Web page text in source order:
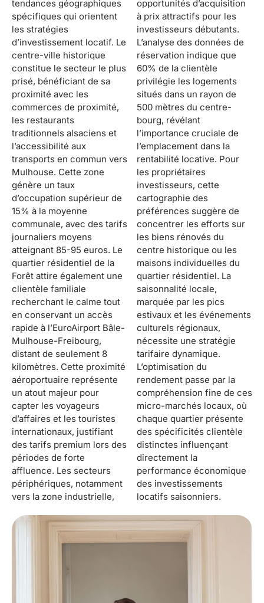
tendances géographiques
spécifiques qui orientent
les stratégies
d’investissement locatif. Le
centre-ville historique
constitue le secteur le plus
prisé, bénéficiant de sa
proximité avec les
commerces de proximité,
les restaurants
traditionnels alsaciens et
l’accessibilité aux
transports en commun vers
Mulhouse. Cette zone
génère un taux
d’occupation supérieur de
15% à la moyenne
communale, avec des tarifs
journaliers moyens
atteignant 85-95 euros. Le
quartier résidentiel de la
Forêt attire également une
clientèle familiale
recherchant le calme tout
en conservant un accès
rapide à l’EuroAirport Bâle-
Mulhouse-Freibourg,
distant de seulement 8
kilomètres. Cette proximité
aéroportuaire représente
un atout majeur pour
capter les voyageurs
d’affaires et les touristes
internationaux, justifiant
des tarifs premium lors des
périodes de forte
affluence. Les secteurs
périphériques, notamment
vers la zone industrielle,
opportunités d’acquisition
à prix attractifs pour les
investisseurs débutants.
L’analyse des données de
réservation indique que
60% de la clientèle
privilégie les logements
situés dans un rayon de
500 mètres du centre-
bourg, révélant
l’importance cruciale de
l’emplacement dans la
rentabilité locative. Pour
les propriétaires
investisseurs, cette
cartographie des
préférences suggère de
concentrer les efforts sur
les biens rénovés du
centre historique ou les
maisons individuelles du
quartier résidentiel. La
saisonnalité locale,
marquée par les pics
estivaux et les événements
culturels régionaux,
nécessite une stratégie
tarifaire dynamique.
L’optimisation du
rendement passe par la
compréhension fine de ces
micro-marchés locaux, où
chaque quartier présente
des spécificités clientèle
distinctes influençant
directement la
performance économique
des investissements
locatifs saisonniers.